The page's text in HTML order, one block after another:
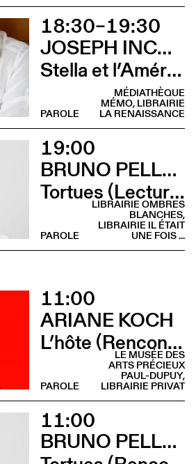
18:30–19:30
JOSEPH INCARDONA
Stella et l’Amérique (Rencontre)
MÉDIATHÈQUE
MÉMO, LIBRAIRIE
LA RENAISSANCE
PAROLE
19:00
BRUNO PELLEGRINO
Tortues (Lecture - Librairie Il était une fois …)
LIBRAIRIE OMBRES
BLANCHES,
LIBRAIRIE IL ÉTAIT
UNE FOIS ...
PAROLE
11:00
ARIANE KOCH
L’hôte (Rencontre - Librairie Privat)
LE MUSÉE DES
ARTS PRÉCIEUX
PAUL-DUPUY,
LIBRAIRIE PRIVAT
PAROLE
11:00
BRUNO PELLEGRINO